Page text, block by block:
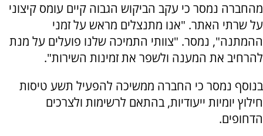
מהחברה נמסר כי עקב הביקוש הגבוה קיים עומס קיצוני
על שרתי האתר. "אנו מתנצלים מראש על זמני
ההמתנה", נמסר. "צוותי התמיכה שלנו פועלים על מנת
להרחיב את המענה ולשפר את זמינות השירות".
בנוסף נמסר כי החברה ממשיכה להפעיל תשע טיסות
חילוץ יומיות ייעודיות, בהתאם לרשימות ולצרכים
הדחופים.